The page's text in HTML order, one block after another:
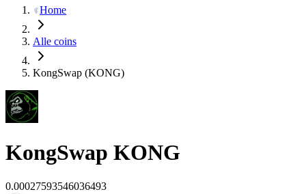
Home
Alle coins
KongSwap (KONG)
KongSwap KONG
0.00027593546036493